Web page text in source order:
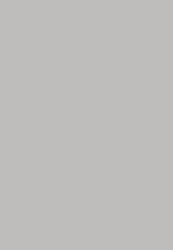
I campi obbligatori sono